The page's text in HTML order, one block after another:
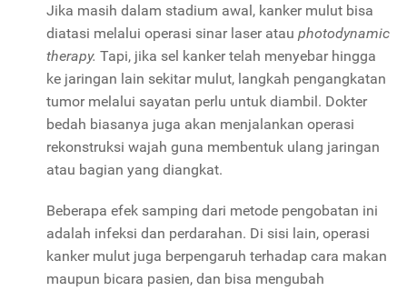
Jika masih dalam stadium awal, kanker mulut bisa
diatasi melalui operasi sinar laser atau photodynamic
therapy. Tapi, jika sel kanker telah menyebar hingga
ke jaringan lain sekitar mulut, langkah pengangkatan
tumor melalui sayatan perlu untuk diambil. Dokter
bedah biasanya juga akan menjalankan operasi
rekonstruksi wajah guna membentuk ulang jaringan
atau bagian yang diangkat.
Beberapa efek samping dari metode pengobatan ini
adalah infeksi dan perdarahan. Di sisi lain, operasi
kanker mulut juga berpengaruh terhadap cara makan
maupun bicara pasien, dan bisa mengubah